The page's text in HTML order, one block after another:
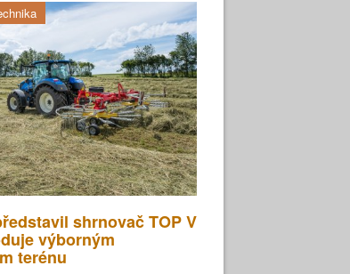
shrnovač TOP V
výborným
terénu